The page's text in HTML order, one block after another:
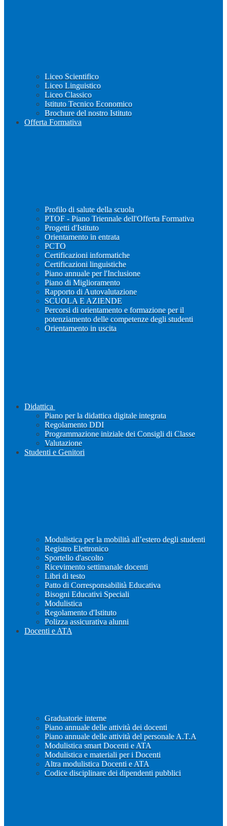
Liceo Scientifico
Liceo Linguistico
Liceo Classico
Istituto Tecnico Economico
Brochure del nostro Istituto
Offerta Formativa
Profilo di salute della scuola
PTOF - Piano Triennale dell'Offerta Formativa
Progetti d'Istituto
Orientamento in entrata
PCTO
Certificazioni informatiche
Certificazioni linguistiche
Piano annuale per l'Inclusione
Piano di Miglioramento
Rapporto di Autovalutazione
SCUOLA E AZIENDE
Percorsi di orientamento e formazione per il
potenziamento delle competenze degli studenti
Orientamento in uscita
Didattica
Piano per la didattica digitale integrata
Regolamento DDI
Programmazione iniziale dei Consigli di Classe
Valutazione
Studenti e Genitori
Modulistica per la mobilità all’estero degli studenti
Registro Elettronico
Sportello d'ascolto
Ricevimento settimanale docenti
Libri di testo
Patto di Corresponsabilità Educativa
Bisogni Educativi Speciali
Modulistica
Regolamento d'Istituto
Polizza assicurativa alunni
Docenti e ATA
Graduatorie interne
Piano annuale delle attività dei docenti
Piano annuale delle attività del personale A.T.A
Modulistica smart Docenti e ATA
Modulistica e materiali per i Docenti
Altra modulistica Docenti e ATA
Codice disciplinare dei dipendenti pubblici